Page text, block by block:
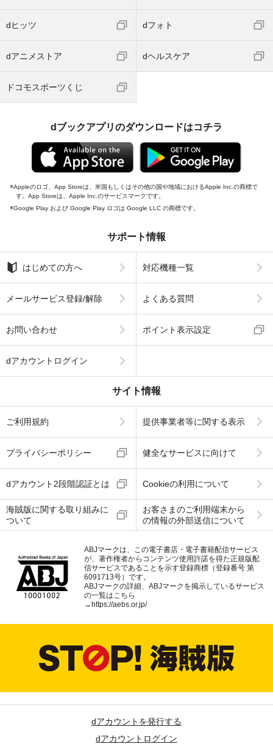
dヒッツ dフォト
dアニメストア dヘルスケア
ドコモスポーツくじ
dブックアプリのダウンロードはコチラ
Appleのロゴ、App Storeは、米国もしくはその他の国や地域におけるApple Inc.の商標で
す。App Storeは、Apple Inc.のサービスマークです。
Google Play および Google Play ロゴは Google LLC の商標です。
サポート情報
はじめての方へ 対応機種一覧
メールサービス登録/解除 よくある質問
お問い合わせ ポイント表示設定
dアカウントログイン
サイト情報
ご利用規約 提供事業者等に関する表示
プライバシーポリシー 健全なサービスに向けて
dアカウント2段階認証とは Cookieの利用について
海賊版に関する取り組みに
ついて
お客さまのご利用端末から
の情報の外部送信について
ABJマークは、この電子書店・電子書籍配信サービス
が、著作権者からコンテンツ使用許諾を得た正規版配
信サービスであることを示す登録商標（登録番号 第
6091713号）です。
ABJマークの詳細、ABJマークを掲示しているサービス
の一覧はこちら
→https://aebs.or.jp/
dアカウントを発行する
dアカウントログイン